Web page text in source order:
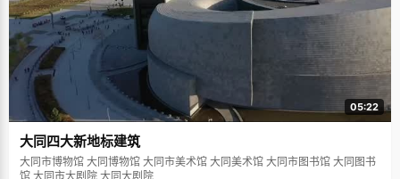
05:22
大同四大新地标建筑
大同市博物馆 大同博物馆 大同市美术馆 大同美术馆 大同市图书馆 大同图书
馆 大同市大剧院 大同大剧院